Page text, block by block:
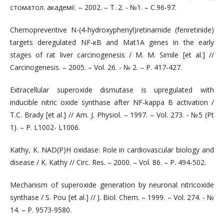
стоматол. академії. – 2002. – Т. 2. - №1. – C.96-97.
Chemopreventive N-(4-hydroxyphenyl)retinamide (fenretinide)
targets deregulated NF-κB and Mat1A genes in the early
stages of rat liver carcinogenesis / M. M. Simile [еt al.] //
Carcinogenesis. – 2005. – Vol. 26. - № 2. – P. 417-427.
Extracellular superoxide dismutase is upregulated with
inducible nitric oxide synthase after NF-kappa B activation /
T.C. Brady [et al.] // Am. J. Physiol. – 1997. – Vol. 273. - №5 (Pt
1). – P. L1002- L1006.
Kathy, K. NAD(P)H oxidase: Role in cardiovascular biology and
disease / K. Kathy // Circ. Res. – 2000. – Vol. 86. – P. 494-502.
Mechanism of superoxide generation by neuronal nitricoxide
synthase / S. Pou [et al.] // J. Biol. Chem. – 1999. – Vol. 274. - №
14. – Р. 9573-9580.